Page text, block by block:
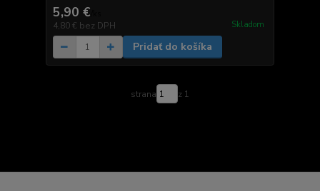
5,90 €
4,80 € bez DPH Skladom
Pridať do košíka
strana z 1